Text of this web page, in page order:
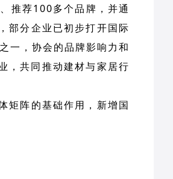
推荐100多个品牌，并通
部分企业已初步打开国际
一，协会的品牌影响力和
，共同推动建材与家居行
矩阵的基础作用，新增国